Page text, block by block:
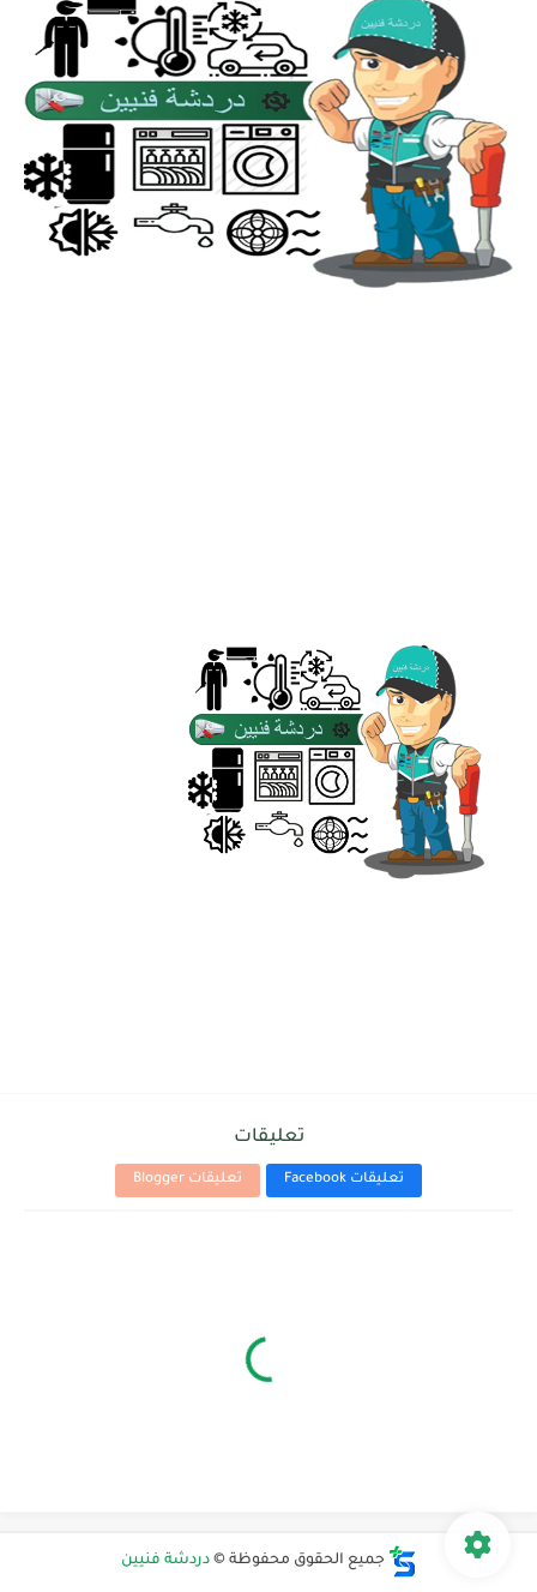
تعليقات
تعليقات Facebook تعليقات Blogger
جميع الحقوق محفوظة © دردشة فنيين